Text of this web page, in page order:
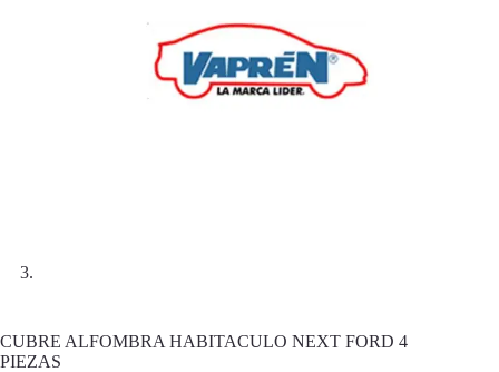
CUBRE ALFOMBRA HABITACULO NEXT FORD 4
PIEZAS